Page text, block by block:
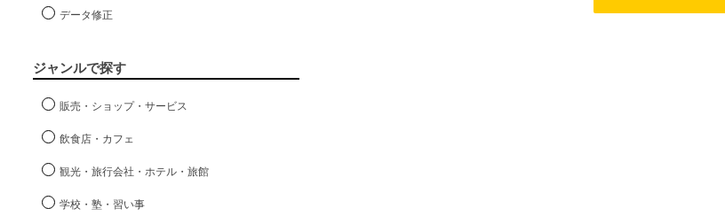
データ修正
ジャンルで探す
販売・ショップ・サービス
飲食店・カフェ
観光・旅行会社・ホテル・旅館
学校・塾・習い事